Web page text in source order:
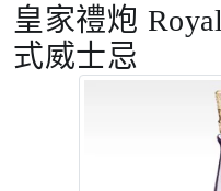
皇家禮炮
式威士忌